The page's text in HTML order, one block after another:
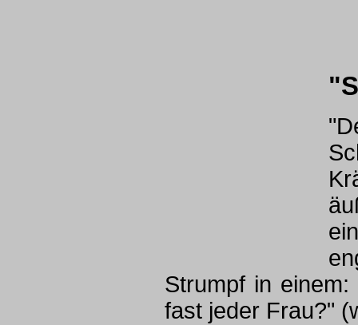
Strumpf in
fast jeder Frau?"